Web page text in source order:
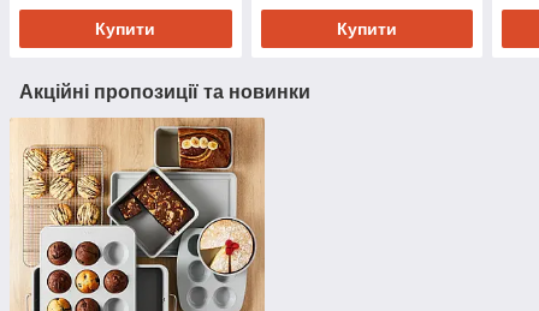
Купити Купити
Акційні пропозиції та новинки